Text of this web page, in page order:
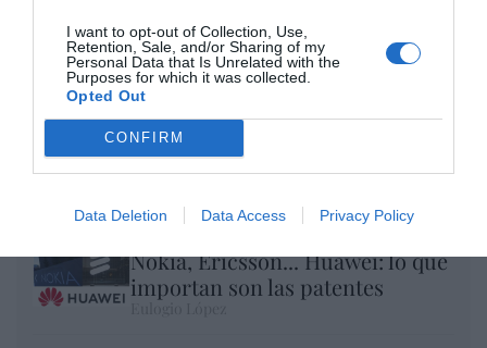
I want to opt-out of Collection, Use,
Retention, Sale, and/or Sharing of my
Personal Data that Is Unrelated with the
Purposes for which it was collected.
Opted Out
CONFIRM
Data Deletion Data Access Privacy Policy
Al final, la culpa de la invasión de Ceuta va
a ser de Meloni
Pablo Ferrer
Nokia, Ericsson... Huawei: lo que
importan son las patentes